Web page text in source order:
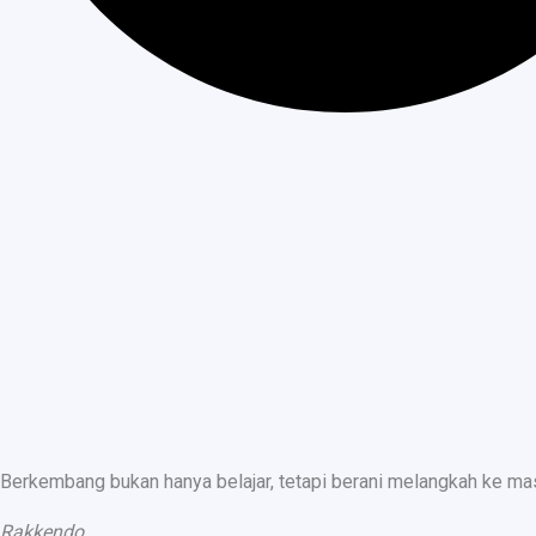
Berkembang bukan hanya belajar, tetapi berani melangkah ke